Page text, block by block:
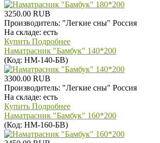
3250.00 RUB
Производитель: "Легкие сны" Россия
На складе: есть
Купить Подробнее
Наматрасник "Бамбук" 140*200
(Код: НМ-140-БВ)
3300.00 RUB
Производитель: "Легкие сны" Россия
На складе: есть
Купить Подробнее
Наматрасник "Бамбук" 160*200
(Код: НМ-160-БВ)